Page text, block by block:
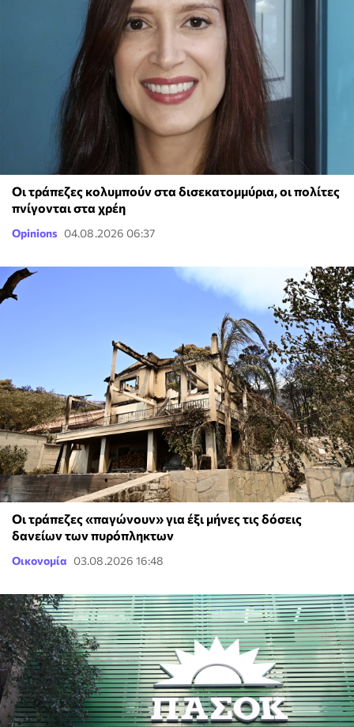
Οι τράπεζες κολυμπούν στα δισεκατομμύρια, οι πολίτες
πνίγονται στα χρέη
Opinions 04.08.2026 06:37
Οι τράπεζες «παγώνουν» για έξι μήνες τις δόσεις
δανείων των πυρόπληκτων
Οικονομία 03.08.2026 16:48